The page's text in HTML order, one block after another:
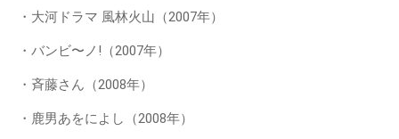
・大河ドラマ 風林火山（2007年）
・バンビ〜ノ!（2007年）
・斉藤さん（2008年）
・鹿男あをによし（2008年）